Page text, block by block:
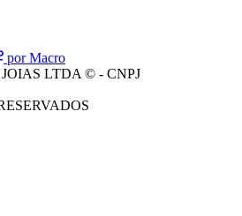
por Macro
LTDA © - CNPJ